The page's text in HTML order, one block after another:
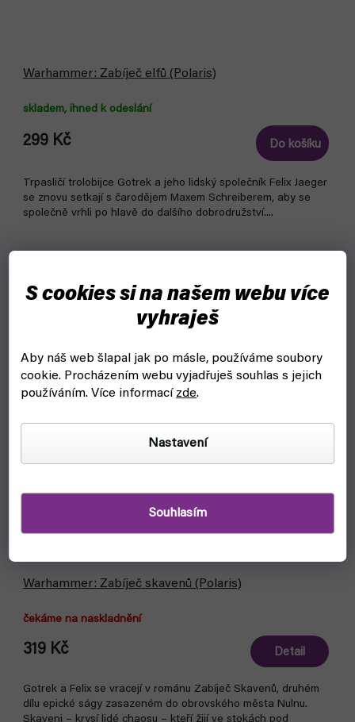
S cookies si na našem webu více
vyhraješ
Aby náš web šlapal jak po másle, používáme soubory
cookie. Procházením webu vyjadřuješ souhlas s jejich
používáním. Více informacízde.
Nastavení
Souhlasím
Warhammer: Zabíječ elfů (Polaris)
skladem, ihned k odeslání
299 Kč Do košíku
Trpasličí trolobijce Gotrek a jeho lidský společník Felix Jaeger
se znovu setkají s čarodějem Maxem Schreiberem, aby se
společně vrhli po hlavě do dalšího dobrodružství....
Warhammer: Zabíječ skavenů (Polaris)
čekáme na naskladnění
319 Kč Detail
Gotrek a Felix se vracejí v románu Zabíječ Skavenů, druhém
dílu epické ságy zasazeném do obrovského města Nulnu.
Skaveni – krysí lidé chaosu – kteří žijí ve stokách pod